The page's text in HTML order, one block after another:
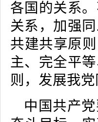
各国的关系
关系，加强
共建共享原
主、完全平
则，发展我
中国共产